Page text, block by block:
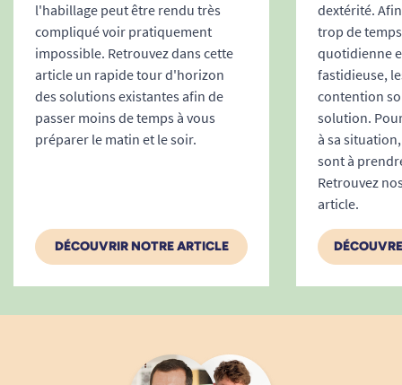
l'habillage peut être rendu très
compliqué voir pratiquement
impossible. Retrouvez dans cette
article un rapide tour d'horizon
des solutions existantes afin de
passer moins de temps à vous
préparer le matin et le soir.
DÉCOUVRIR NOTRE ARTICLE
dextérité.
trop de
quotidienne
fastidieuse,
contention
solution.
à sa
sont à
Retrouvez
article.